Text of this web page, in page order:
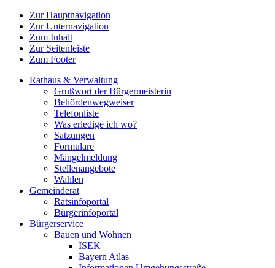
Zur Hauptnavigation
Zur Unternavigation
Zum Inhalt
Zur Seitenleiste
Zum Footer
Rathaus & Verwaltung
Grußwort der Bürgermeisterin
Behördenwegweiser
Telefonliste
Was erledige ich wo?
Satzungen
Formulare
Mängelmeldung
Stellenangebote
Wahlen
Gemeinderat
Ratsinfoportal
Bürgerinfoportal
Bürgerservice
Bauen und Wohnen
ISEK
Bayern Atlas